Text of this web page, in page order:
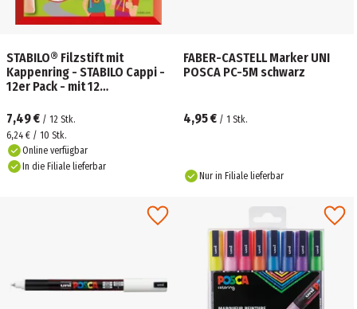
STABILO® Filzstift mit
Kappenring - STABILO Cappi -
12er Pack - mit 12
7,49 € / 12 Stk.
6,24 € / 10 Stk.
Online verfügbar
In die Filiale lieferbar
FABER-CASTELL Marker UNI
POSCA PC-5M schwarz
4,95 € / 1 Stk.
Nur in Filiale lieferbar